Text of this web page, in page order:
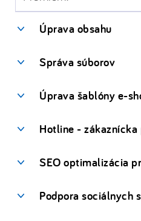
Úprava obsahu
Správa súborov
Úprava šablóny e-
Hotline - zákaznícka
SEO optimalizácia
Podpora sociálnych